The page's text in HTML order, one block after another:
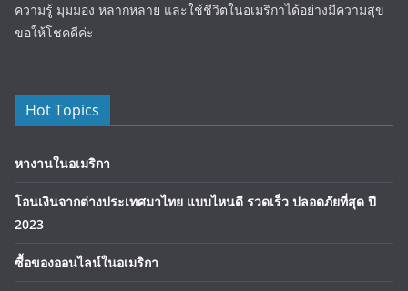
ความรู้ มุมมอง หลากหลาย และใช้ชีวิตในอเมริกาได้อย่างมีความสุข
ขอให้โชคดีค่ะ
Hot Topics
หางานในอเมริกา
โอนเงินจากต่างประเทศมาไทย แบบไหนดี รวดเร็ว ปลอดภัยที่สุด ปี
2023
ซื้อของออนไลน์ในอเมริกา